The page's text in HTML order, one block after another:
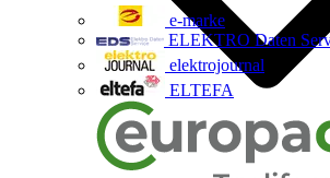
e-marke
ELEKTRO Daten
elektrojournal
ELTEFA